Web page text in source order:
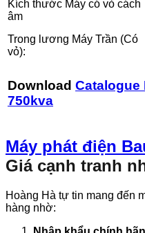
Kích thước Máy có vỏ cách
âm
Trong lương Máy Trần (Có
vỏ):
Download Catalogue
750kva
Máy phát điện
Giá cạnh tranh
Hoàng Hà tự tin mang đến
hàng nhờ: